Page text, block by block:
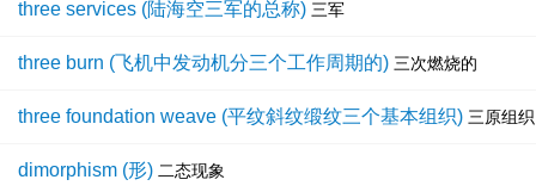
three services (陆海空三军的总称) 三军
three burn (飞机中发动机分三个工作周期的) 三次燃烧的
three foundation weave (平纹斜纹缎纹三个基本组织) 三原组织
dimorphism (形) 二态现象